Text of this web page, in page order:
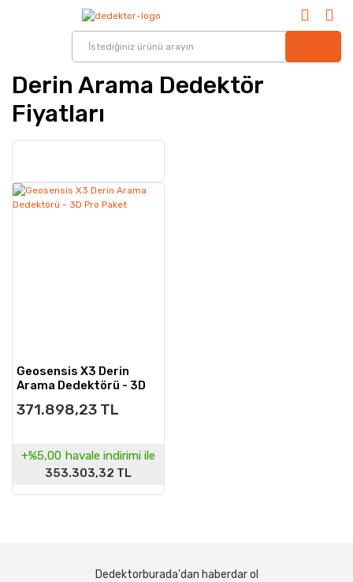
Derin Arama Dedektör
Fiyatları
Geosensis X3 Derin
Arama Dedektörü - 3D
371.898,23 TL
+%5,00 havale indirimi ile
353.303,32 TL
Dedektorburada'dan haberdar ol